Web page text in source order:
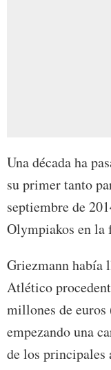
Una década ha
su primer tanto
septiembre de
Olympiakos en la
Griezmann había
Atlético
millones de
empezando una
de los principales